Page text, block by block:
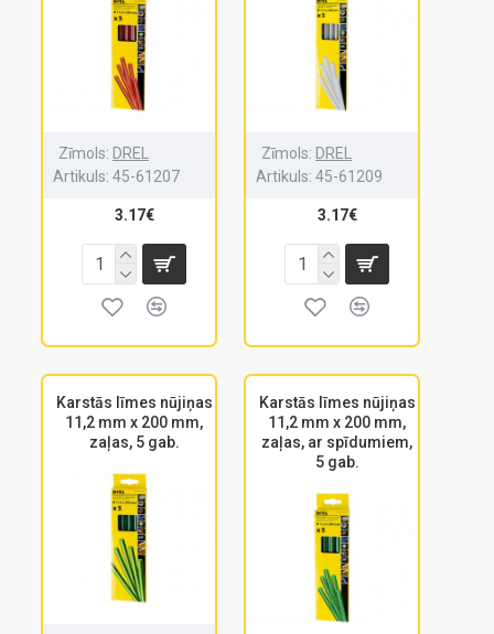
Zīmols: DREL
Artikuls: 45-61207
3.17€
Zīmols: DREL
Artikuls: 45-61209
3.17€
Karstās līmes nūjiņas
11,2 mm x 200 mm,
zaļas, 5 gab.
Karstās līmes nūjiņas
11,2 mm x 200 mm,
zaļas, ar spīdumiem,
5 gab.